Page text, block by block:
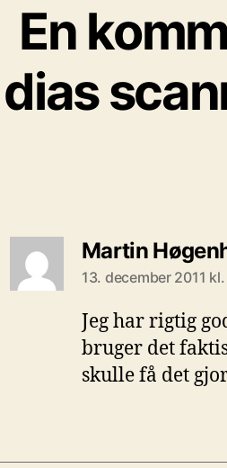
En
dias
Martin
13. december 2011
Jeg har rigtig
bruger det
skulle få det